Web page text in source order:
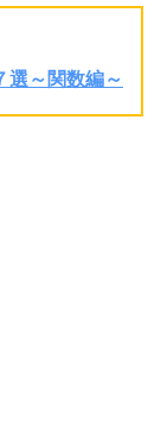
選～関数編～